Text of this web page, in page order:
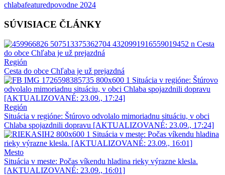
chlabafeaturedpovodne 2024
SÚVISIACE ČLÁNKY
Región
Cesta do obce Chľaba je už prejazdná
Región
Situácia v regióne: Štúrovo odvolalo mimoriadnu situáciu, v obci
Chlaba spojazdnili dopravu [AKTUALIZOVANÉ: 23.09., 17:24]
Mesto
Situácia v meste: Počas víkendu hladina rieky výrazne klesla.
[AKTUALIZOVANÉ: 23.09., 16:01]